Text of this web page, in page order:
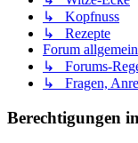
↳ Kopfnuss
↳ Rezepte
Forum allgemein
↳ Forums-
↳ Fragen,
Berechtigungen